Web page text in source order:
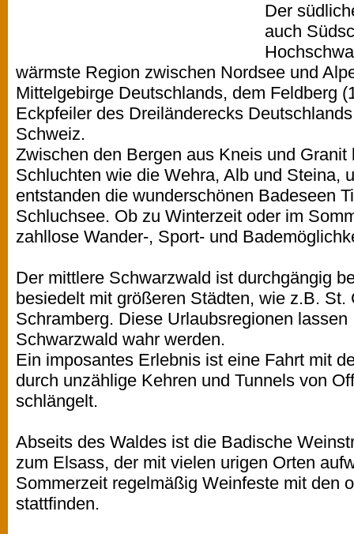
Der
auch
wärmste Region zwischen Nordsee und
Mittelgebirge Deutschlands, dem Feldberg
Eckpfeiler des Dreiländerecks
Schweiz.
Zwischen den Bergen aus Kneis und
Schluchten wie die Wehra, Alb und Steina,
entstanden die wunderschönen Badeseen
Schluchsee. Ob zu Winterzeit oder im
zahllose Wander-, Sport- und
Der mittlere Schwarzwald ist durchgängig
besiedelt mit größeren Städten, wie z.B.
Schramberg. Diese Urlaubsregionen
Schwarzwald wahr werden.
Ein imposantes Erlebnis ist eine Fahrt mit
durch unzählige Kehren und Tunnels von
schlängelt.
Abseits des Waldes ist die Badische
zum Elsass, der mit vielen urigen Orten
Sommerzeit regelmäßig Weinfeste mit den
stattfinden.